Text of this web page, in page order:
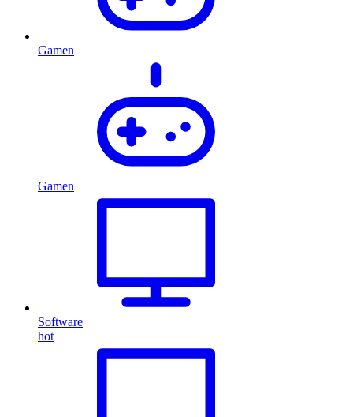
Gamen
Gamen
Software
hot